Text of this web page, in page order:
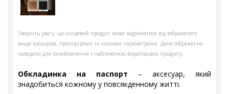
Зверніть увагу, що кінцевий продукт може відрізнятися від зображеного
вище кольором, пропорціями та іншими параметрами. Дане зображення
наведено для ознайомлення з наближеною візуалізацією продукту.
Обкладинка на паспорт – аксесуар, який
знадобиться кожному у повсякденному житті.